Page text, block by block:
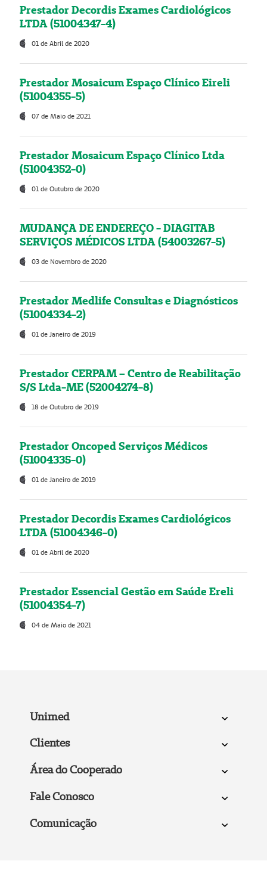
Prestador Decordis Exames Cardiológicos
LTDA (51004347-4)
01 de Abril de 2020
Prestador Mosaicum Espaço Clínico Eireli
(51004355-5)
07 de Maio de 2021
Prestador Mosaicum Espaço Clínico Ltda
(51004352-0)
01 de Outubro de 2020
MUDANÇA DE ENDEREÇO - DIAGITAB
SERVIÇOS MÉDICOS LTDA (54003267-5)
03 de Novembro de 2020
Prestador Medlife Consultas e Diagnósticos
(51004334-2)
01 de Janeiro de 2019
Prestador CERPAM – Centro de Reabilitação
S/S Ltda-ME (52004274-8)
18 de Outubro de 2019
Prestador Oncoped Serviços Médicos
(51004335-0)
01 de Janeiro de 2019
Prestador Decordis Exames Cardiológicos
LTDA (51004346-0)
01 de Abril de 2020
Prestador Essencial Gestão em Saúde Ereli
(51004354-7)
04 de Maio de 2021
Unimed
Clientes
Área do Cooperado
Fale Conosco
Comunicação